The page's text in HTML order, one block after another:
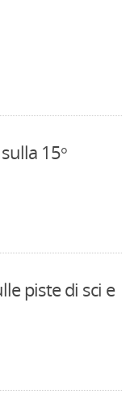
15°
piste di sci e